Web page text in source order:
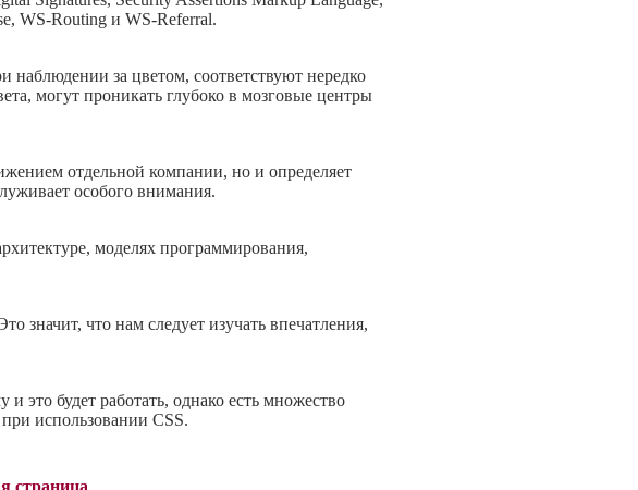
WS-Routing и WS-Referral.
за цветом, соответствуют нередко
могут проникать глубоко в мозговые центры
отдельной компании, но и определяет
особого внимания.
моделях программирования,
значит, что нам следует изучать впечатления,
это будет работать, однако есть множество
использовании CSS.